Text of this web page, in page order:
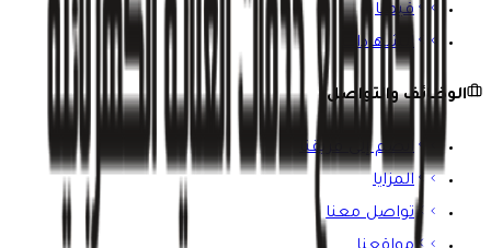
قيمنا
الشهادات
الوظائف والتواصل
انضم إلى فريقنا
المزايا
تواصل معنا